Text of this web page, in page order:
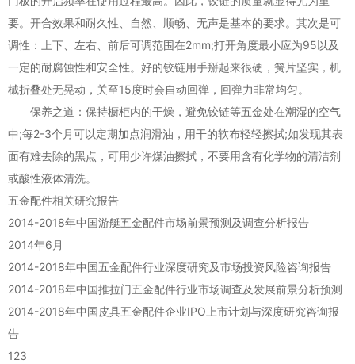
要。开合效果和耐久性、自然、顺畅、无声是基本的要求。其次是可
调性：上下、左右、前后可调范围在2mm;打开角度最小应为95以及
一定的耐腐蚀性和安全性。好的铰链用手掰起来很硬，簧片坚实，机
械折叠处无晃动，关至15度时会自动回弹，回弹力非常均匀。
保养之道：保持橱柜内的干燥，避免铰链等五金处在潮湿的空气
中;每2-3个月可以定期加点润滑油，用干的软布轻轻擦拭;如发现其表
面有难去除的黑点，可用少许煤油擦拭，不要用含有化学物的清洁剂
或酸性液体清洗。
五金配件相关研究报告
2014-2018年中国游艇五金配件市场前景预测及调查分析报告
2014年6月
2014-2018年中国五金配件行业深度研究及市场投资风险咨询报告
2014-2018年中国推拉门五金配件行业市场调查及发展前景分析预测
2014-2018年中国皮具五金配件企业IPO上市计划与深度研究咨询报
告
123